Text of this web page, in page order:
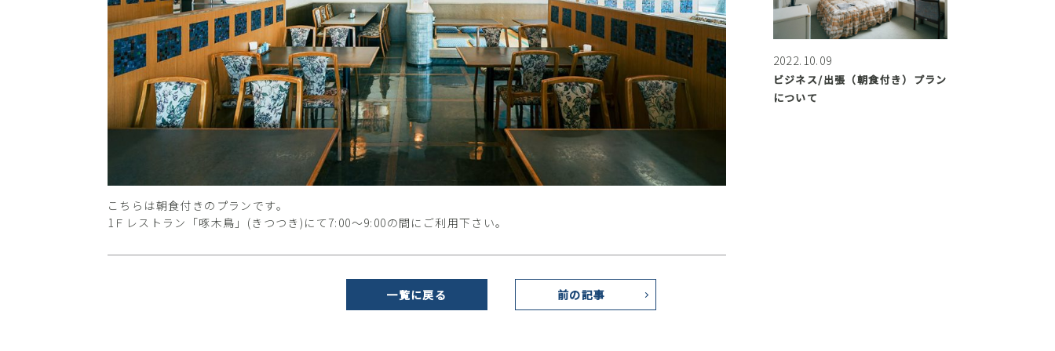
こちらは朝食付きのプランです。
1Ｆレストラン「啄木鳥」(きつつき)にて7:00～9:00の間にご利用下さい。
一覧に戻る 前の記事
2022.10.09
ビジネス/出張（朝食付き）プラン
について